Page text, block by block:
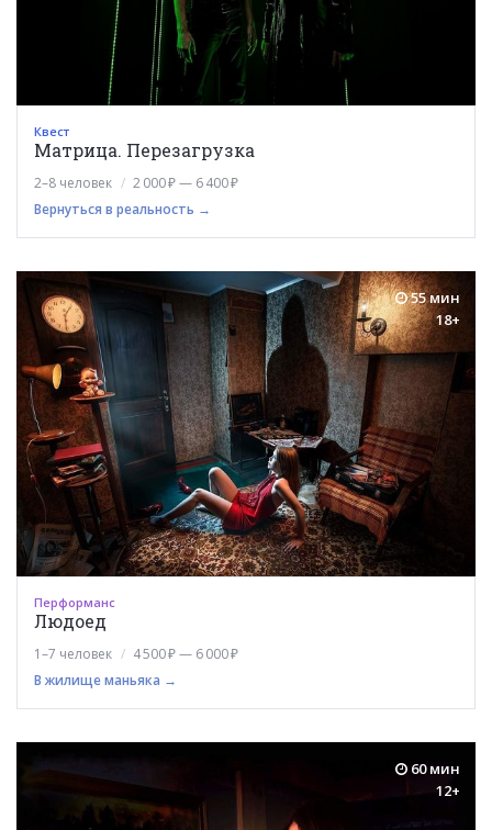
Квест
Матрица. Перезагрузка
2–8 человек
2 000 ₽ — 6 400 ₽
Вернуться в реальность →
55 мин
18+
Перформанс
Людоед
1–7 человек
4 500 ₽ — 6 000 ₽
В жилище маньяка →
60 мин
12+